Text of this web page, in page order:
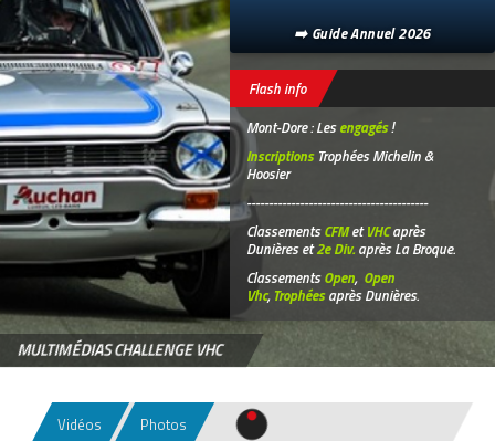
➡️ Guide Annuel 2026
Flash info
Mont-Dore : Lesengagés!
InscriptionsTrophées Michelin &
Hoosier
-----------------------------------------
ClassementsCFMetVHCaprès
Dunières et2e Div. après La Broque.
ClassementsOpen, Open
Vhc, Trophéesaprès Dunières.
MULTIMÉDIAS CHALLENGE VHC
Vidéos Photos